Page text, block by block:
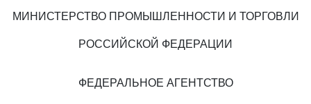
МИНИСТЕРСТВО ПРОМЫШЛЕННОСТИ И ТОРГОВЛИ
РОССИЙСКОЙ ФЕДЕРАЦИИ
ФЕДЕРАЛЬНОЕ АГЕНТСТВО